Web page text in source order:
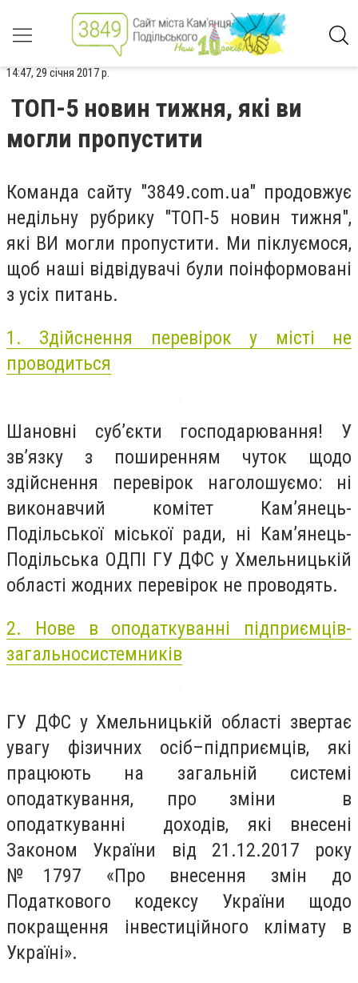
14:47, 29 січня 2017 р.
ТОП-5 новин тижня, які ви
могли пропустити
Команда сайту "3849.com.ua" продовжує
недільну рубрику "ТОП-5 новин тижня",
які ВИ могли пропустити. Ми піклуємося,
щоб наші відвідувачі були поінформовані
з усіх питань.
1. Здійснення перевірок у місті не
проводиться
Шановні суб’єкти господарювання! У
зв’язку з поширенням чуток щодо
здійснення перевірок наголошуємо: ні
виконавчий комітет Кам’янець-
Подільської міської ради, ні Кам’янець-
Подільська ОДПІ ГУ ДФС у Хмельницькій
області жодних перевірок не проводять.
2. Нове в оподаткуванні підприємців-
загальносистемників
ГУ ДФС у Хмельницькій області звертає
увагу фізичних осіб–підприємців, які
працюють на загальній системі
оподаткування, про зміни в
оподаткуванні доходів, які внесені
Законом України від 21.12.2017 року
№1797 «Про внесення змін до
Податкового кодексу України щодо
покращення інвестиційного клімату в
Україні».